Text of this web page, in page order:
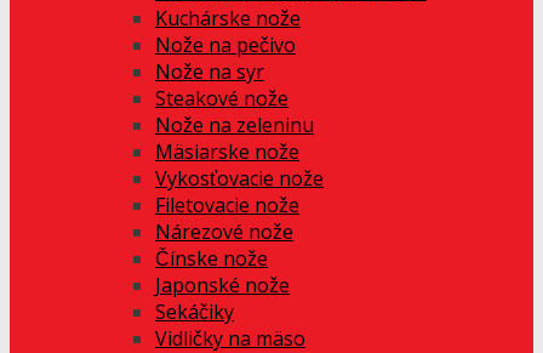
Kuchárske nože
Nože na pečivo
Nože na syr
Steakové nože
Nože na zeleninu
Mäsiarske nože
Vykosťovacie nože
Filetovacie nože
Nárezové nože
Čínske nože
Japonské nože
Sekáčiky
Vidličky na mäso